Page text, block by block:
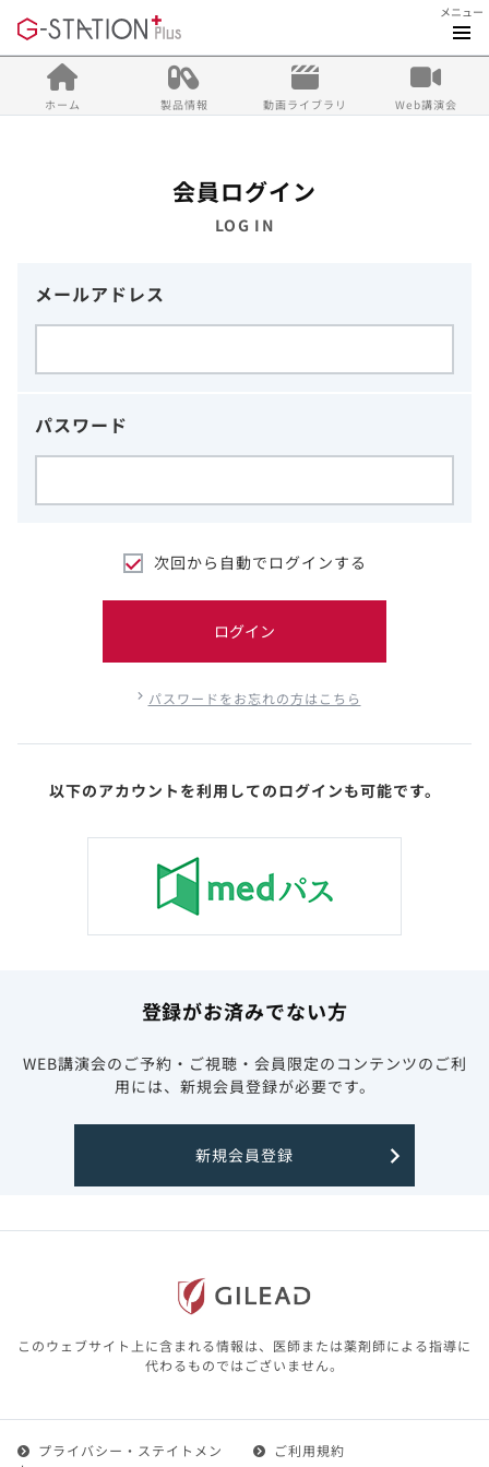
メニュー
ホーム 製品情報 動画ライブラリ Web講演会
会員ログイン
LOG IN
メールアドレス
パスワード
次回から自動でログインする
ログイン
パスワードをお忘れの方はこちら
以下のアカウントを利用してのログインも可能です。
登録がお済みでない方
WEB講演会のご予約・ご視聴・会員限定のコンテンツのご利
用には、新規会員登録が必要です。
新規会員登録
このウェブサイト上に含まれる情報は、医師または薬剤師による指導に
代わるものではございません。
プライバシー・ステイトメン
ご利用規約